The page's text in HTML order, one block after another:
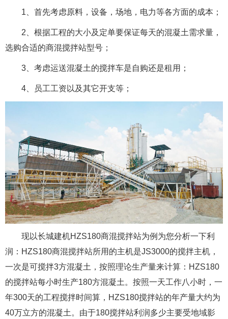
1、首先考虑原料，设备，场地，电力等各方面的成本；
2、根据工程的大小及定单要保证每天的混凝土需求量，
选购合适的商混搅拌站型号；
3、考虑运送混凝土的搅拌车是自购还是租用；
4、员工工资以及其它开支等；
现以长城建机HZS180商混搅拌站为例为您分析一下利
润：HZS180商混搅拌站所用的主机是JS3000的搅拌主机，
一次是可搅拌3方混凝土，按照理论生产量来计算：HZS180
的搅拌站每小时生产180方混凝土。按照一天工作八小时，一
年300天的工程搅拌时间算，HZS180搅拌站的年产量大约为
40万立方的混凝土。由于180搅拌站利润多少主要受地域影